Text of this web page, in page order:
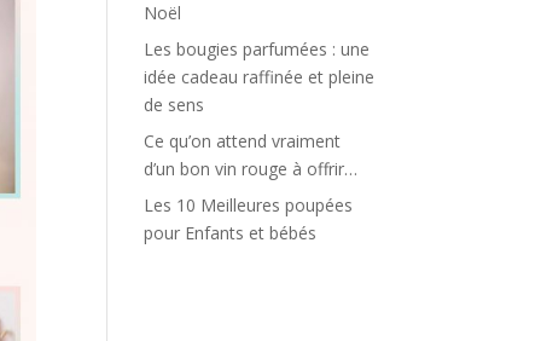
Noël
Les bougies parfumées : une
idée cadeau raffinée et pleine
de sens
Ce qu’on attend vraiment
d’un bon vin rouge à offrir…
Les 10 Meilleures poupées
pour Enfants et bébés